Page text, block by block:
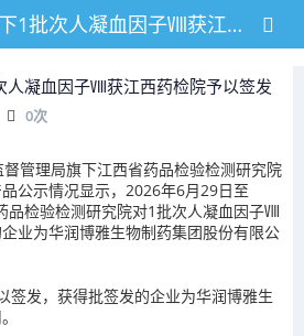
华润博雅生物旗下1批次人凝血因子Ⅷ获江西药检院予以签发
人凝血因子Ⅷ获江西药检院予以签发
0次
管理局旗下江西省药品检验检测研究院
公示情况显示，2026年6月29日至
品检验检测研究院对1批次人凝血因子Ⅷ
业为华润博雅生物制药集团股份有限公
签发，获得批签发的企业为华润博雅生